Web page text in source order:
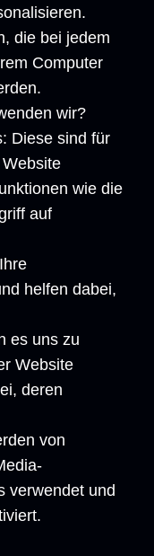
die bei jedem
Computer
wir?
Diese sind für
wie die
auf
helfen dabei,
es uns zu
Website
deren
von
verwendet und